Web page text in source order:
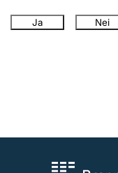
Ja Nei